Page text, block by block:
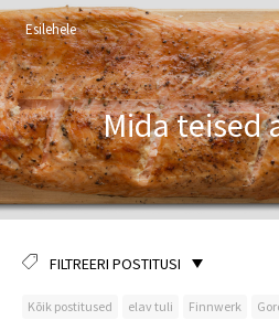
Esilehele
Mida teised
FILTREERI POSTITUSI
Kõik postitused elav tuli Finnwerk